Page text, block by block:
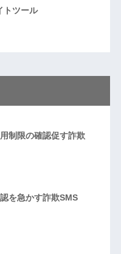
ツール
制限の確認促す詐欺
を急かす詐欺SMS